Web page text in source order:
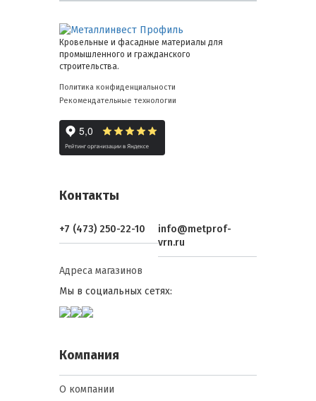
Кровельные и фасадные материалы для
промышленного и гражданского
строительства.
Политика конфиденциальности
Рекомендательные технологии
Контакты
+7 (473) 250-22-10
info@metprof-
vrn.ru
Адреса магазинов
Мы в социальных сетях:
Компания
О компании